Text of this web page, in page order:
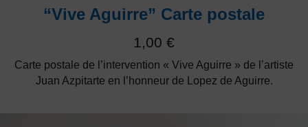
“Vive Aguirre” Carte postale
1,00 €
Carte postale de l’intervention « Vive Aguirre » de l’artiste
Juan Azpitarte en l’honneur de Lopez de Aguirre.